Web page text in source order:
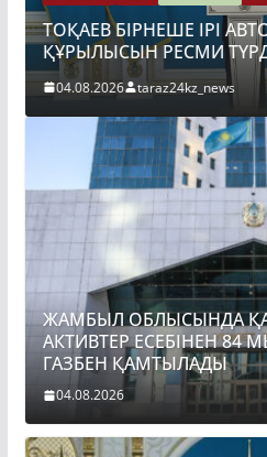
ТОҚАЕВ БІРНЕШЕ ІРІ
ҚҰРЫЛЫСЫН РЕСМИ
04.08.2026 taraz24kz_news
ЖАМБЫЛ ОБЛЫСЫНДА
АКТИВТЕР ЕСЕБІНЕН 84
ГАЗБЕН ҚАМТЫЛАДЫ
04.08.2026